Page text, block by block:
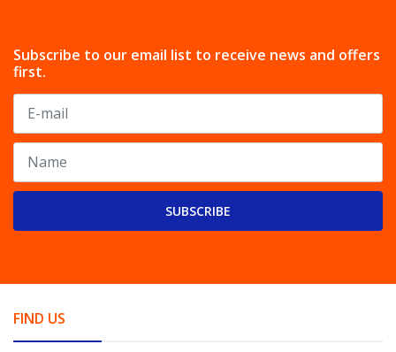
Subscribe to our email list to receive news and offers
first.
SUBSCRIBE
FIND US